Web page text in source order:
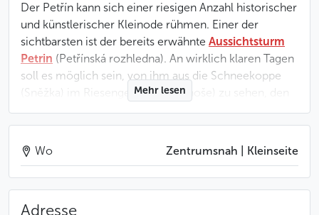
Der Petřín kann sich einer riesigen Anzahl historischer
und künstlerischer Kleinode rühmen. Einer der
sichtbarsten ist der bereits erwähnte Aussichtsturm
Petrin (Petřínská rozhledna). An wirklich klaren Tagen
soll es möglich sein, von ihm aus die Schneekoppe
(Sněžka) im Riesengebirge (Krkonoše) zu sehen, den
höchsten Berg der Tschechischen Republik.
Wenn Sie den Petřín von weitem betrachten, fällt
Ihnen vielleicht ein zwischen den Bäumen
durchscheinendendes vertikales Bauwerk auf – die
Hungermauer (Hladová zeď), die zu Zeiten Karls IV.
zum Schutz der
Mehr lesen
Wo Zentrumsnah | Kleinseite
Adresse